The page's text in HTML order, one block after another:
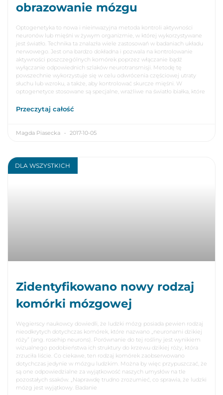
obrazowanie mózgu
Optogenetyka to nowa i nieinwazyjna metoda kontroli aktywności
neuronów lub mięśni w żywym organizmie, w której wykorzystywane
jest światło. Technika ta znalazła wiele zastosowań w badaniach układu
nerwowego. Jest ona bardzo dokładna i pozwala na kontrolowanie
aktywności poszczególnych komórek poprzez włączanie bądź
wyłączanie odpowiednich szlaków neurotransmisji. Metodę tę
powszechnie wykorzystuje się w celu odwrócenia częściowej utraty
słuchu lub wzroku, a także, aby kontrolować skurcze mięśni. W
optogenetyce stosowane są specjalne, wrażliwe na światło białka, które
Przeczytaj całość
Magda Piasecka 2017-10-05
DLA WSZYSTKICH
Zidentyfikowano nowy rodzaj
komórki mózgowej
Węgierscy naukowcy dowiedli, że ludzki mózg posiada pewien rodzaj
nieodkrytych dotychczas komórek, które nazwano „neuronami dzikiej
róży” (ang. rosehip neurons). Porównanie do tej rośliny jest wynikiem
wizualnego podobieństwa ich struktury do krzewu dzikiej róży, która
zrzuciła liście. Co ciekawe, ten rodzaj komórek zaobserwowano
dotychczas jedynie w mózgu ludzkim. Można by więc przypuszczać, że
są one odpowiedzialne za wyjątkowość naszych umysłów na tle
pozostałych ssaków. „Naprawdę trudno zrozumieć, co sprawia, że ludzki
mózg jest wyjątkowy. Badanie